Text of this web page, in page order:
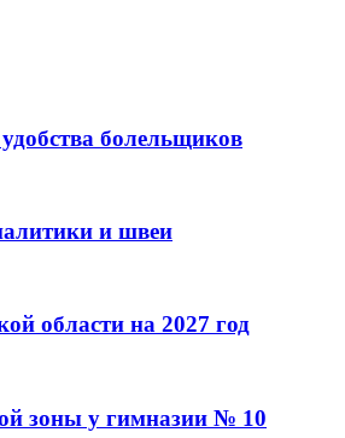
болельщиков
и швеи
области на 2027 год
зоны у гимназии № 10